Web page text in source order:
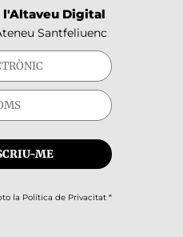
l'Altaveu Digital
Santfeliuenc
la Política de Privacitat*